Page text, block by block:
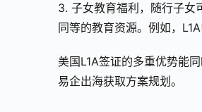
3. 子女教育福利，随行子女
同等的教育资源。例如，
美国L1A签证的多重优势能
易企出海获取方案规划。